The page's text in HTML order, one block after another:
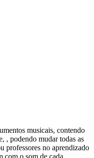
musicais, contendo
, podendo mudar todas as
professores no aprendizado
com o som de cada